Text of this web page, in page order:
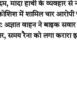
मादा हाथी के व्यवहार से
में शामिल चार
वाहन ने बाइक
समय रैना को लगा